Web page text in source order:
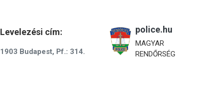
Levelezési cím:
1903 Budapest, Pf.: 314.
police.hu
MAGYAR
RENDŐRSÉG